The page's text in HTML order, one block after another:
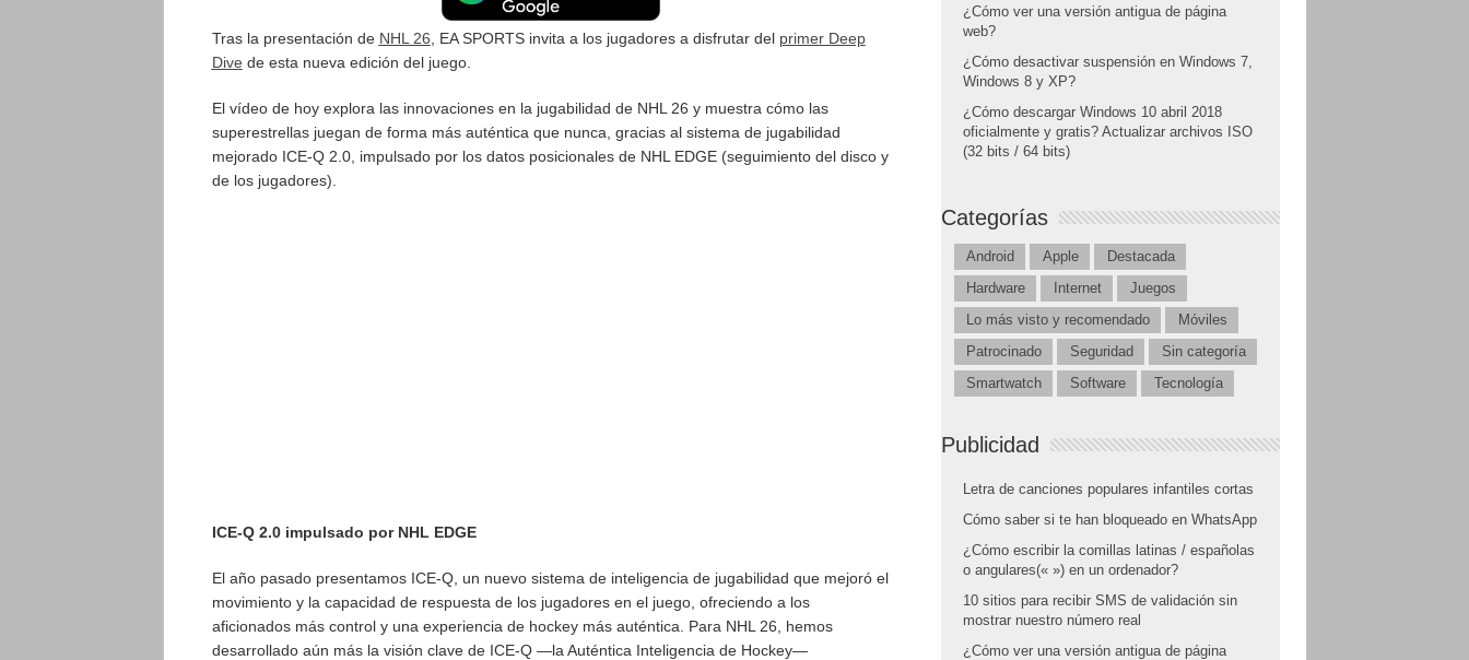
Tras la presentación de NHL 26 , EA SPORTS invita a los jugadores a disfrutar del primer Deep
Dive de esta nueva edición del juego.
El vídeo de hoy explora las innovaciones en la jugabilidad de NHL 26 y muestra cómo las
superestrellas juegan de forma más auténtica que nunca, gracias al sistema de jugabilidad
mejorado ICE-Q 2.0, impulsado por los datos posicionales de NHL EDGE (seguimiento del disco y
de los jugadores).
ICE-Q 2.0 impulsado por NHL EDGE
El año pasado presentamos ICE-Q, un nuevo sistema de inteligencia de jugabilidad que mejoró el
movimiento y la capacidad de respuesta de los jugadores en el juego, ofreciendo a los
aficionados más control y una experiencia de hockey más auténtica. Para NHL 26, hemos
desarrollado aún más la visión clave de ICE-Q —la Auténtica Inteligencia de Hockey—
¿Cómo ver una versión antigua de página
web?
¿Cómo desactivar suspensión en Windows 7,
Windows 8 y XP?
¿Cómo descargar Windows 10 abril 2018
oficialmente y gratis? Actualizar archivos ISO
(32 bits / 64 bits)
Categorías
Android Apple
Destacada
Hardware
Internet
Juegos
Lo más visto y recomendado
Móviles
Patrocinado
Seguridad
Sin categoría
Smartwatch
Software Tecnología
Publicidad
Letra de canciones populares infantiles cortas
Cómo saber si te han bloqueado en WhatsApp
¿Cómo escribir la comillas latinas / españolas
o angulares(« ») en un ordenador?
10 sitios para recibir SMS de validación sin
mostrar nuestro número real
¿Cómo ver una versión antigua de página